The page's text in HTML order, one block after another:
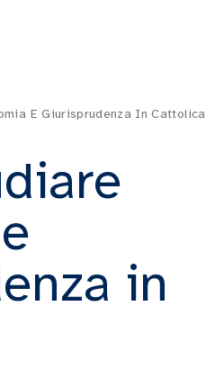
E Giurisprudenza In Cattolica
in